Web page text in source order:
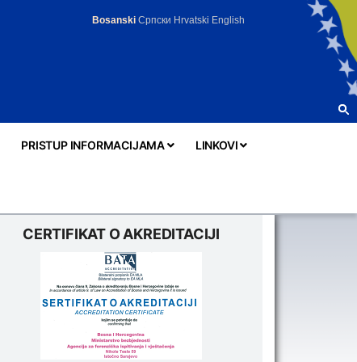
Bosanski Српски Hrvatski English
PRISTUP INFORMACIJAMA LINKOVI
CERTIFIKAT O AKREDITACIJI